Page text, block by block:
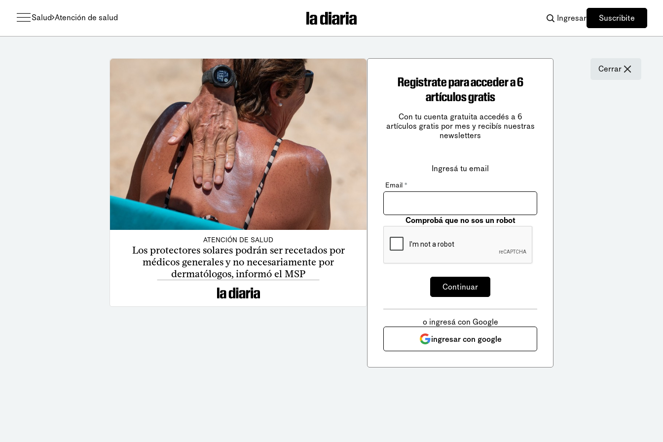
Salud Atención de salud Ingresar Suscribite
ATENCIÓN DE SALUD
Los protectores solares podrán ser recetados por
médicos generales y no necesariamente por
dermatólogos, informó el MSP
Cerrar
Registrate para acceder a 6
artículos gratis
Con tu cuenta gratuita accedés a 6
artículos gratis por mes y recibís nuestras
newsletters
Ingresá tu email
Email *
Comprobá que no sos un robot
o ingresá con Google
ingresar con google